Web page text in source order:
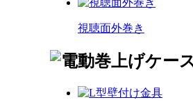
視聴面外巻き